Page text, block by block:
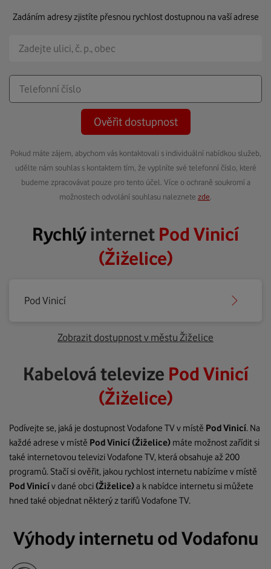
Zadáním adresy zjistíte přesnou rychlost dostupnou na vaší adrese
Ověřit dostupnost
Pokud máte zájem, abychom vás kontaktovali s individuální nabídkou služeb,
udělte nám souhlas s kontaktem tím, že vyplníte své telefonní číslo, které
budeme zpracovávat pouze pro tento účel. Více o ochraně soukromí a
možnostech odvolání souhlasu naleznete zde
Rychlýinternet Pod Vinicí
(Žiželice)
Pod Vinicí
Zobrazit dostupnost v městu Žiželice
Kabelová televize Pod Vinicí
(Žiželice)
Podívejte se, jaká je dostupnost Vodafone TV v místě Pod Vinicí. Na
každé adrese v místě Pod Vinicí(Žiželice) máte možnost zařídit si
také internetovou televizi Vodafone TV, která obsahuje až 200
programů. Stačí si ověřit, jakou rychlost internetu nabízíme v místě
Pod Vinicív dané obci(Žiželice)a k nabídce internetu si můžete
hned také objednat některý z tarifů Vodafone TV.
Výhody internetu od Vodafonu